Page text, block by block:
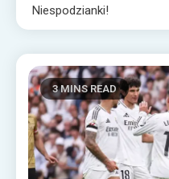
Niespodzianki!
3 MINS READ